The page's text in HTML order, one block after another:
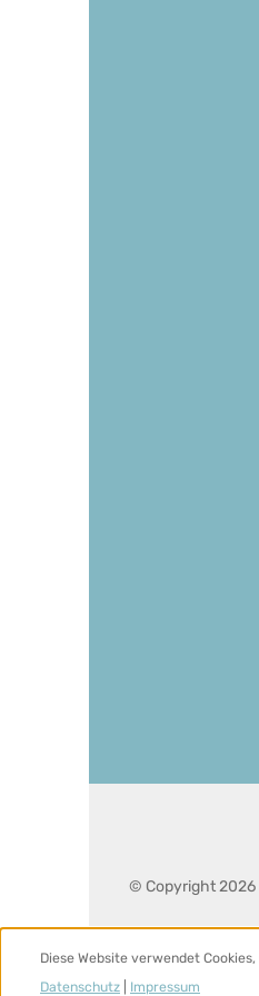
© Copyright 2026
Diese Website verwendet
Datenschutz
Impressum